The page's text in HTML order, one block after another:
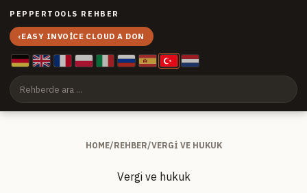
PEPPERTOOLS REHBER
‹EASY INVOICE CLOUD A DON
HOME/REHBER/VERGI VE HUKUK
Vergi ve hukuk